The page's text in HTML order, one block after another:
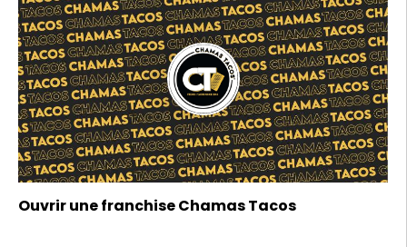
Ouvrir une franchise Chamas Tacos